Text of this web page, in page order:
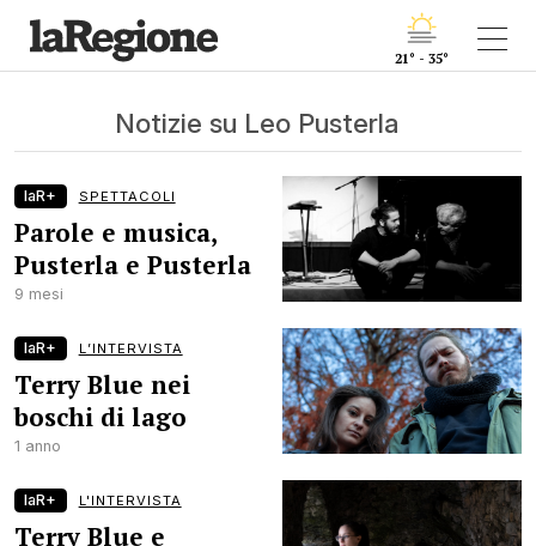
21° - 35°
Notizie su Leo Pusterla
laR+ SPETTACOLI
Parole e musica,
Pusterla e Pusterla
9 mesi
laR+ L’INTERVISTA
Terry Blue nei
boschi di lago
1 anno
laR+ L'INTERVISTA
Terry Blue e